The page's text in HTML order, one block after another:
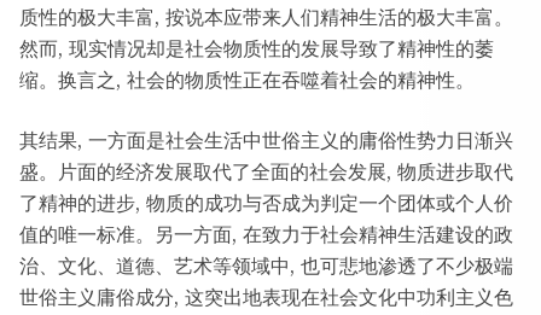
质性的极大丰富, 按说本应带来人们精神生活的极大丰富。
然而, 现实情况却是社会物质性的发展导致了精神性的萎
缩。换言之, 社会的物质性正在吞噬着社会的精神性。
其结果, 一方面是社会生活中世俗主义的庸俗性势力日渐兴
盛。片面的经济发展取代了全面的社会发展, 物质进步取代
了精神的进步, 物质的成功与否成为判定一个团体或个人价
值的唯一标准。另一方面, 在致力于社会精神生活建设的政
治、文化、道德、艺术等领域中, 也可悲地渗透了不少极端
世俗主义庸俗成分, 这突出地表现在社会文化中功利主义色